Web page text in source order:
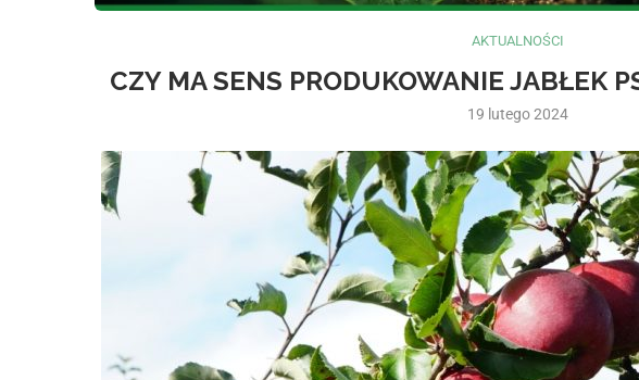
AKTUALNOŚCI
CZY MA SENS PRODUKOWANIE JABŁEK
19 lutego 2024